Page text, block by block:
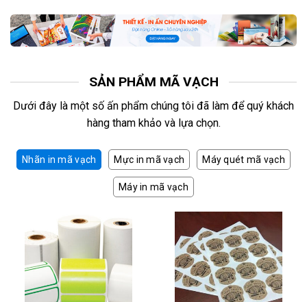
SẢN PHẨM MÃ VẠCH
Dưới đây là một số ấn phẩm chúng tôi đã làm để quý khách
hàng tham khảo và lựa chọn.
Nhãn in mã vạch Mực in mã vạch Máy quét mã vạch
Máy in mã vạch